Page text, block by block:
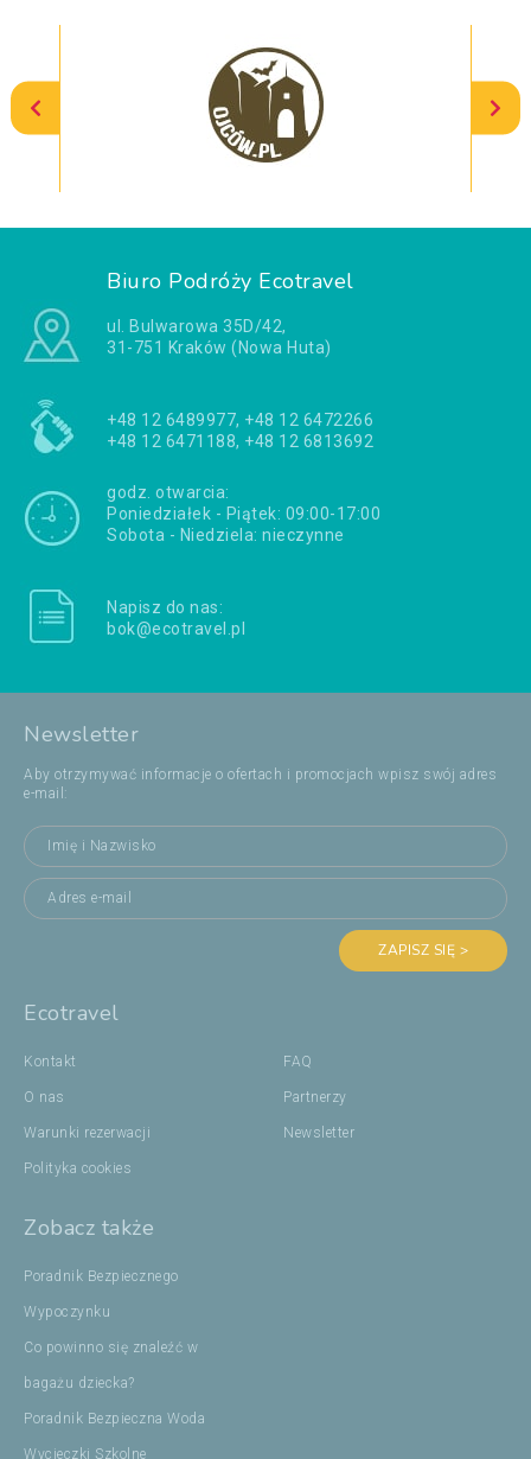
Biuro Podróży Ecotravel
ul. Bulwarowa 35D/42,
31-751 Kraków (Nowa Huta)
+48 12 6489977, +48 12 6472266
+48 12 6471188, +48 12 6813692
godz. otwarcia:
Poniedziałek - Piątek: 09:00-17:00
Sobota - Niedziela: nieczynne
Napisz do nas:
bok@ecotravel.pl
Newsletter
Aby otrzymywać informacje o ofertach i promocjach wpisz swój adres
e-mail:
ZAPISZ SIĘ >
Ecotravel
Kontakt
O nas
Warunki rezerwacji
Polityka cookies
FAQ
Partnerzy
Newsletter
Zobacz także
Poradnik Bezpiecznego
Wypoczynku
Co powinno się znaleźć w
bagażu dziecka?
Poradnik Bezpieczna Woda
Wycieczki Szkolne